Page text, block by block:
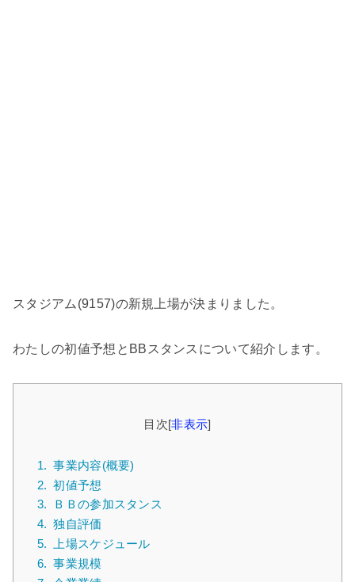
スタジアム(9157)の新規上場が決まりました。
わたしの初値予想とBBスタンスについて紹介します。
目次[非表示]
1. 事業内容(概要)
2. 初値予想
3.
ＢＢの参加スタンス
4. 独自評価
5.
上場スケジュール
6. 事業規模